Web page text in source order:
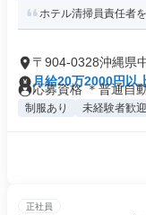
ホテル清掃員責任者
〒904-0328沖縄県
月給20万2000円以
応募資格 ＊普通自
制服あり 未経験者歓迎
正社員